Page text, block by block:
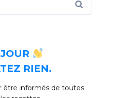
RIEN.
être informés de toutes